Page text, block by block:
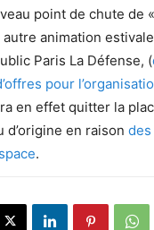
point de chute de «
animation
Paris La Défense, (
pour
en effet quitter la
d’origine en raison des
.